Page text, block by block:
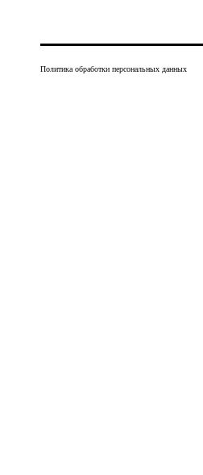
Политика обработки персональных данных